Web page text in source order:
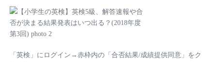
「英検」にログイン→赤枠内の「合否結果/成績提供同意」をク